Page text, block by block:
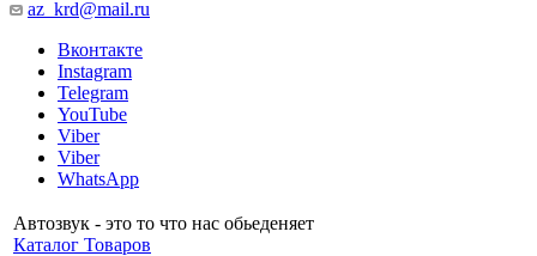
az_krd@mail.ru
Вконтакте
Instagram
Telegram
YouTube
Viber
Viber
WhatsApp
Автозвук - это то что нас обьеденяет
Каталог Товаров